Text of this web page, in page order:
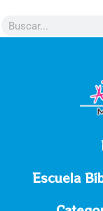
Escuela